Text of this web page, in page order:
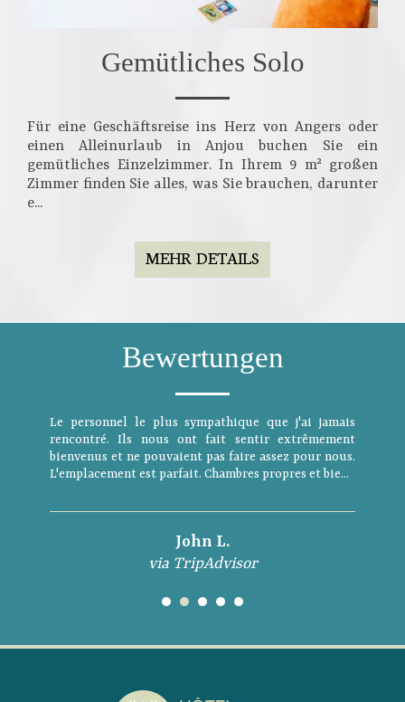
Gemütliches Solo
Für eine Geschäftsreise ins Herz von Angers oder
einen Alleinurlaub in Anjou buchen Sie ein
gemütliches Einzelzimmer. In Ihrem 9 m² großen
Zimmer finden Sie alles, was Sie brauchen, darunter
e...
MEHR DETAILS
Bewertungen
Le personnel le plus sympathique que j'ai jamais
rencontré. Ils nous ont fait sentir extrêmement
bienvenus et ne pouvaient pas faire assez pour nous.
L'emplacement est parfait. Chambres propres et bie...
John L.
via TripAdvisor